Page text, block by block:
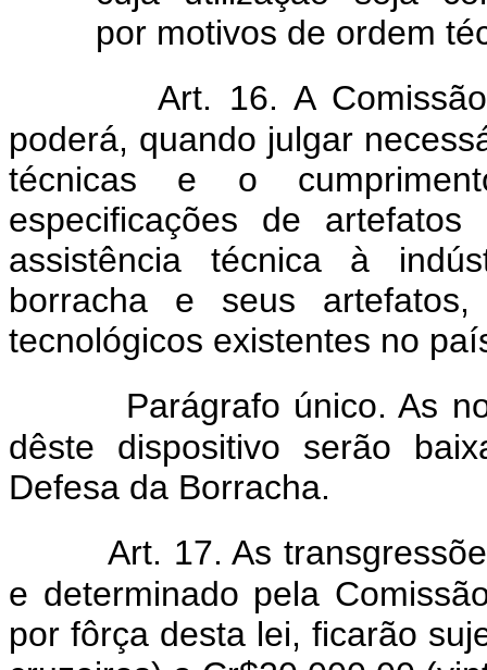
por motivos de ordem
Art. 16. A
poderá, quando julgar
técnicas e o
especificações de
assistência técnica à
borracha e seus
tecnológicos existentes no
Parágrafo único. As
dêste dispositivo serão
Defesa da Borracha.
Art. 17. As
e determinado pela
por fôrça desta lei, ficarão